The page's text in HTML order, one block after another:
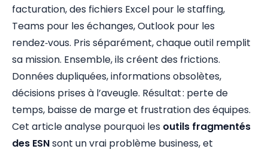
facturation, des fichiers Excel pour le staffing,
Teams pour les échanges, Outlook pour les
rendez‑vous. Pris séparément, chaque outil remplit
sa mission. Ensemble, ils créent des frictions.
Données dupliquées, informations obsolètes,
décisions prises à l’aveugle. Résultat : perte de
temps, baisse de marge et frustration des équipes.
Cet article analyse pourquoi les outils fragmentés
des ESNsont un vrai problème business, et